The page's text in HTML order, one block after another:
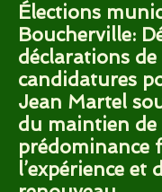
Élections
Boucherville:
déclarations de
candidatures
Jean Martel
du maintien de
prédominance
l’expérience et